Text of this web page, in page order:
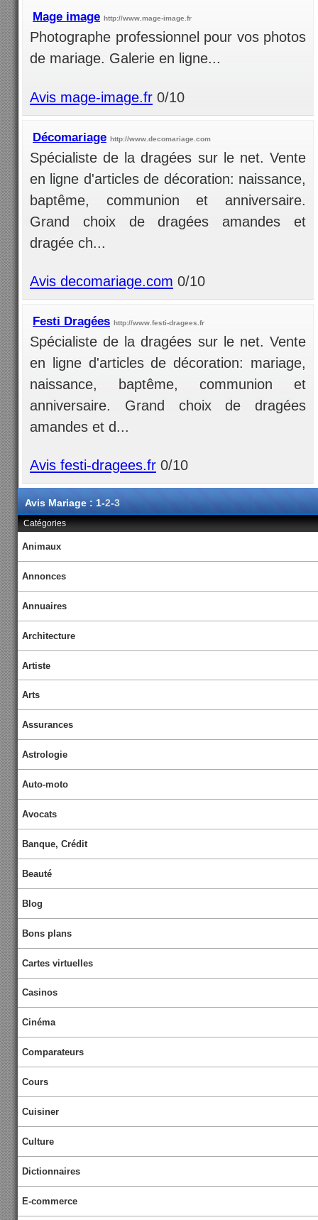
Mage image http://www.mage-image.fr
Photographe professionnel pour vos photos
de mariage. Galerie en ligne...
Avis mage-image.fr 0/10
Décomariage http://www.decomariage.com
Spécialiste de la dragées sur le net. Vente
en ligne d'articles de décoration: naissance,
baptême, communion et anniversaire.
Grand choix de dragées amandes et
dragée ch...
Avis decomariage.com 0/10
Festi Dragées http://www.festi-dragees.fr
Spécialiste de la dragées sur le net. Vente
en ligne d'articles de décoration: mariage,
naissance, baptême, communion et
anniversaire. Grand choix de dragées
amandes et d...
Avis festi-dragees.fr 0/10
Avis Mariage : 1-2-3
Catégories
Animaux
Annonces
Annuaires
Architecture
Artiste
Arts
Assurances
Astrologie
Auto-moto
Avocats
Banque, Crédit
Beauté
Blog
Bons plans
Cartes virtuelles
Casinos
Cinéma
Comparateurs
Cours
Cuisiner
Culture
Dictionnaires
E-commerce